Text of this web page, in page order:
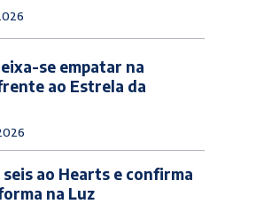
se empatar na
ao Estrela da
seis ao Hearts e confirma
na Luz